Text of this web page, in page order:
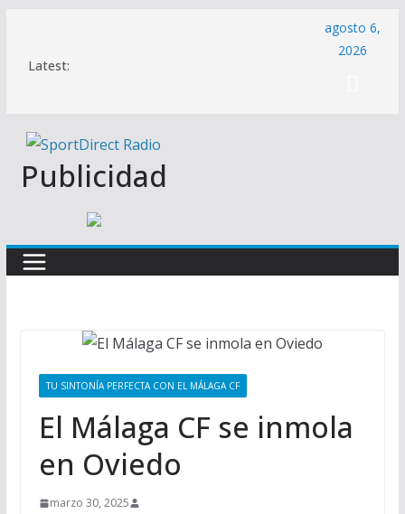
contenido
Latest:
agosto 6,
2026
Publicidad
TU SINTONÍA PERFECTA CON EL MÁLAGA CF
El Málaga CF se inmola
en Oviedo
marzo 30, 2025